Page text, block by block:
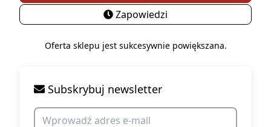
Zapowiedzi
Oferta sklepu jest sukcesywnie powiększana.
Subskrybuj newsletter